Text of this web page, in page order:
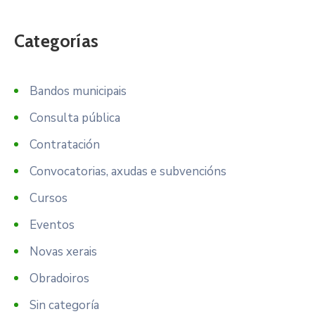
Categorías
Bandos municipais
Consulta pública
Contratación
Convocatorias, axudas e subvencións
Cursos
Eventos
Novas xerais
Obradoiros
Sin categoría